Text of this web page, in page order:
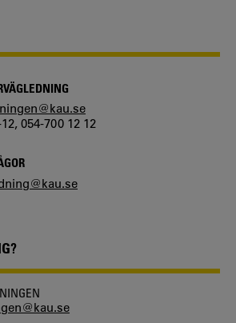
054-700 12 12